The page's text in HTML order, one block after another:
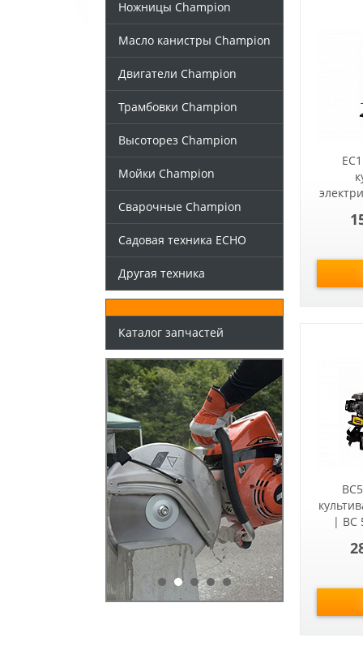
Ножницы Champion
Масло канистры Champion
Двигатели Champion
Трамбовки Champion
Высоторез Champion
Мойки Champion
Сварочные Champion
Садовая техника ECHO
Другая техника
Каталог запчастей
| BC